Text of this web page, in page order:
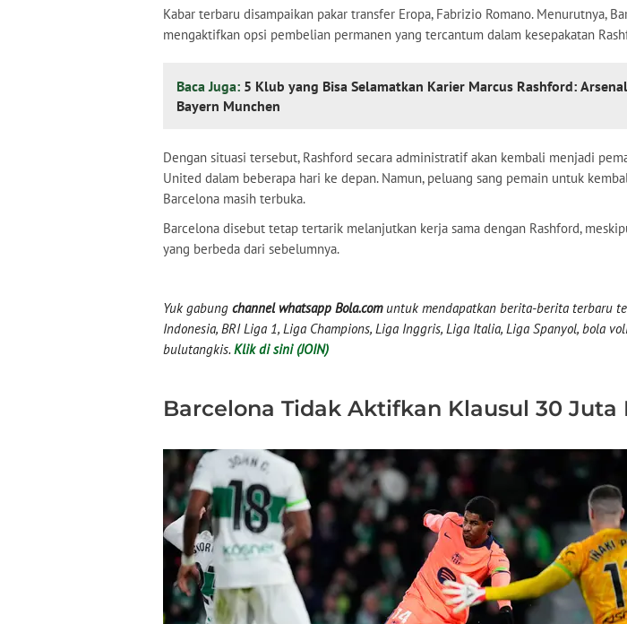
Kabar terbaru disampaikan pakar transfer Eropa, Fabrizio Romano. Menurutnya,
mengaktifkan opsi pembelian permanen yang tercantum dalam kesepakatan
Baca Juga: 5 Klub yang Bisa Selamatkan Karier Marcus Rashford:
Bayern Munchen
Dengan situasi tersebut, Rashford secara administratif akan kembali menjadi
United dalam beberapa hari ke depan. Namun, peluang sang pemain untuk
Barcelona masih terbuka.
Barcelona disebut tetap tertarik melanjutkan kerja sama dengan Rashford,
yang berbeda dari sebelumnya.
Yuk gabung channel whatsapp Bola.comuntuk mendapatkan berita-berita terbaru
Indonesia, BRI Liga 1, Liga Champions, Liga Inggris, Liga Italia, Liga Spanyol, bola
bulutangkis. Klik di sini (JOIN)
Barcelona Tidak Aktifkan Klausul 30 Juta